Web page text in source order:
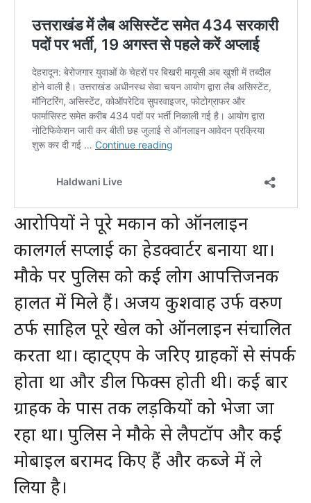
आरोपियों ने पूरे मकान को ऑनलाइन
कालगर्ल सप्लाई का हेडक्वार्टर बनाया था।
मौके पर पुलिस को कई लोग आपत्तिजनक
हालत में मिले हैं। अजय कुशवाह उर्फ वरुण
ठर्फ साहिल पूरे खेल को ऑनलाइन संचालित
करता था। व्हाट्एप के जरिए ग्राहकों से संपर्क
होता था और डील फिक्स होती थी। कई बार
ग्राहक के पास तक लड़कियों को भेजा जा
रहा था। पुलिस ने मौके से लैपटॉप और कई
मोबाइल बरामद किए हैं और कब्जे में ले
लिया है।